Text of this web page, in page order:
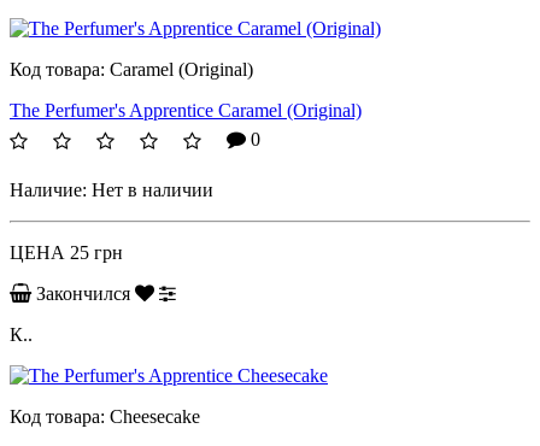
Код товара: Caramel (Original)
The Perfumer's Apprentice Caramel (Original)
0
Наличие: Нет в наличии
ЦЕНА 25 грн
Закончился
К..
Код товара: Cheesecake